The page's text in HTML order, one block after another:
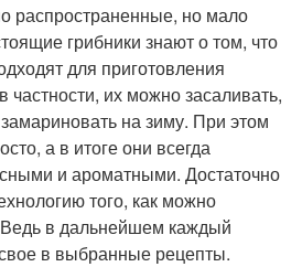
распространенные, но мало
грибники знают о том, что
для приготовления
частности, их можно засаливать,
на зиму. При этом
а в итоге они всегда
и ароматными. Достаточно
того, как можно
Ведь в дальнейшем каждый
в выбранные рецепты.